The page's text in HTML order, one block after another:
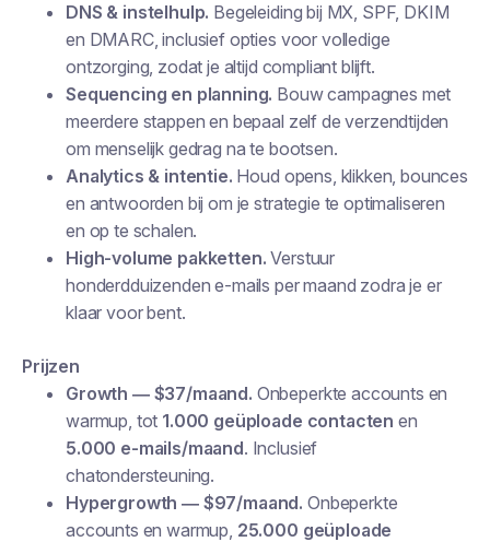
DNS & instelhulp. Begeleiding bij MX, SPF, DKIM
en DMARC, inclusief opties voor volledige
ontzorging, zodat je altijd compliant blijft.
Sequencing en planning. Bouw campagnes met
meerdere stappen en bepaal zelf de verzendtijden
om menselijk gedrag na te bootsen.
Analytics & intentie. Houd opens, klikken, bounces
en antwoorden bij om je strategie te optimaliseren
en op te schalen.
High-volume pakketten. Verstuur
honderdduizenden e-mails per maand zodra je er
klaar voor bent.
Prijzen
Growth — $37/maand. Onbeperkte accounts en
warmup, tot 1.000 geüploade contacten en
5.000 e-mails/maand. Inclusief
chatondersteuning.
Hypergrowth — $97/maand. Onbeperkte
accounts en warmup, 25.000 geüploade